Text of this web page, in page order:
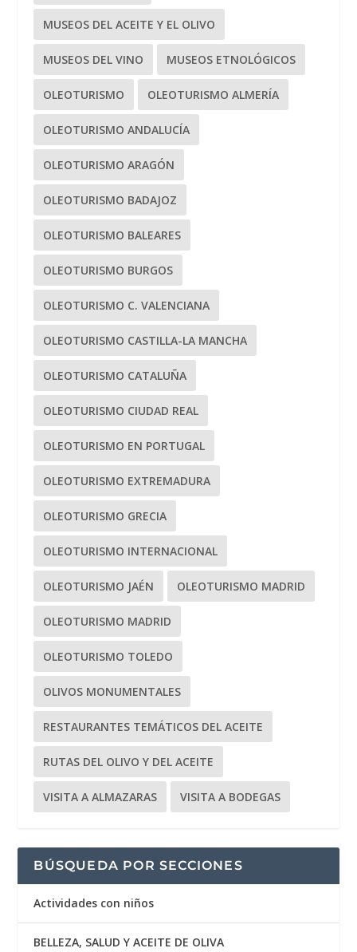
MUSEOS DEL ACEITE Y EL OLIVO
MUSEOS DEL VINO MUSEOS ETNOLÓGICOS
OLEOTURISMO OLEOTURISMO ALMERÍA
OLEOTURISMO ANDALUCÍA
OLEOTURISMO ARAGÓN
OLEOTURISMO BADAJOZ
OLEOTURISMO BALEARES
OLEOTURISMO BURGOS
OLEOTURISMO C. VALENCIANA
OLEOTURISMO CASTILLA-LA MANCHA
OLEOTURISMO CATALUÑA
OLEOTURISMO CIUDAD REAL
OLEOTURISMO EN PORTUGAL
OLEOTURISMO EXTREMADURA
OLEOTURISMO GRECIA
OLEOTURISMO INTERNACIONAL
OLEOTURISMO JAÉN OLEOTURISMO MADRID
OLEOTURISMO MADRID
OLEOTURISMO TOLEDO
OLIVOS MONUMENTALES
RESTAURANTES TEMÁTICOS DEL ACEITE
RUTAS DEL OLIVO Y DEL ACEITE
VISITA A ALMAZARAS VISITA A BODEGAS
BÚSQUEDA POR SECCIONES
Actividades con niños
BELLEZA, SALUD Y ACEITE DE OLIVA